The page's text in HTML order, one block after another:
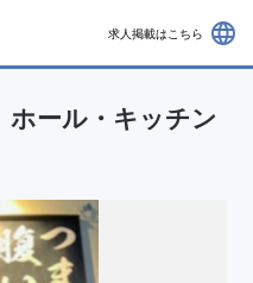
求人掲載はこちら language
ホール・キッチン